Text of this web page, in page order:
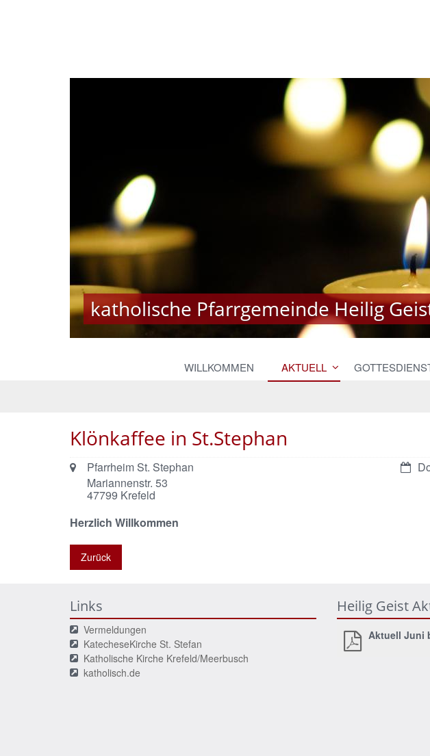
katholische Pfarrgemeinde Heilig
katholische Pfarrgemeinde Heilig
WILLKOMMEN AKTUELL
Klönkaffee in St.Stephan
Ort: Pfarrheim St. Stephan
Mariannenstr. 53
47799 Krefeld
Herzlich Willkommen
Zurück
Links
Vermeldungen
KatecheseKirche St. Stefan
Katholische Kirche Krefeld/Meerbusch
katholisch.de
Heilig Geist
Aktuell Juni